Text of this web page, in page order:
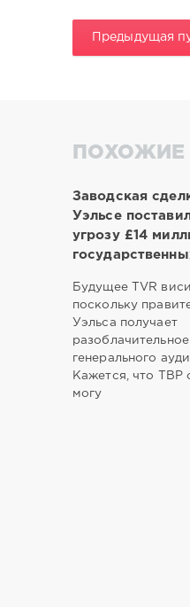
Предыдущая
ПОХОЖИЕ
Заводская
Уэльсе
угрозу £14
Будущее TVR
поскольку
Уэльса получает
генерального
Кажется, что ТВР
могу